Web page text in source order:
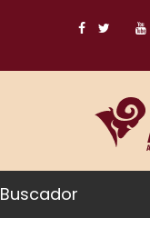
Buscador